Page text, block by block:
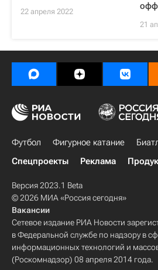
22 апреля 2022
офф
21
Футбол Фигурное катание
Спецпроекты
Реклама
Версия 2023.1 Beta
© 2026 МИА «Россия сегодня»
Вакансии
Сетевое издание РИА Новости
в Федеральной службе по надзору в
информационных технологий и
(Роскомнадзор) 08 апреля 2014 года.